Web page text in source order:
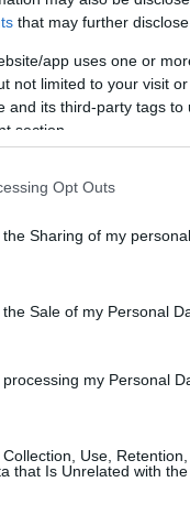
that may further
app uses one or
not limited to your visit
and its third-party tags
section.
Opt Outs
Sharing of my personal
Sale of my Personal
my Personal
Use,
that Is Unrelated with
Hiába a
ugrás,